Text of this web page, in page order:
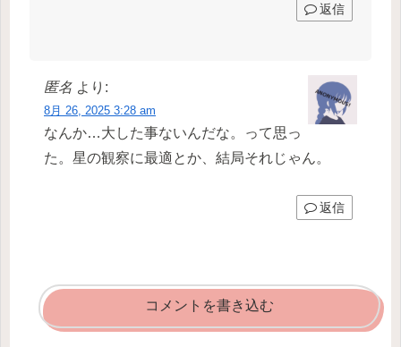
返信
匿名 より:
8月 26, 2025 3:28 am
なんか…大した事ないんだな。って思っ
た。星の観察に最適とか、結局それじゃん。
返信
コメントを書き込む